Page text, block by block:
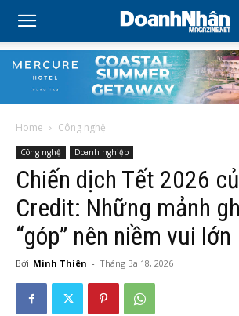
Home Công nghệ
Công nghệ Doanh nghiệp
Chiến dịch Tết 2026
Credit: Những mảnh
“góp” nên niềm vui lớn
Bởi Minh Thiên - Tháng Ba 18, 2026